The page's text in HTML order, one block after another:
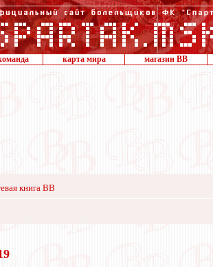
карта мира магазин ВВ
книга ВВ